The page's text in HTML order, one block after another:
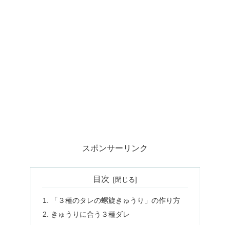
スポンサーリンク
目次
「３種のタレの螺旋きゅうり」の作り方
きゅうりに合う３種ダレ